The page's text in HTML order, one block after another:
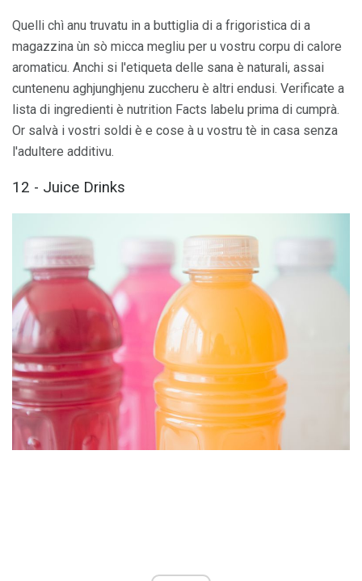
Quelli chì anu truvatu in a buttiglia di a frigoristica di a
magazzina ùn sò micca megliu per u vostru corpu di calore
aromaticu. Anchi si l'etiqueta delle sana è naturali, assai
cuntenenu aghjunghjenu zuccheru è altri endusi. Verificate a
lista di ingredienti è nutrition Facts labelu prima di cumprà.
Or salvà i vostri soldi è e cose à u vostru tè in casa senza
l'adultere additivu.
12 - Juice Drinks